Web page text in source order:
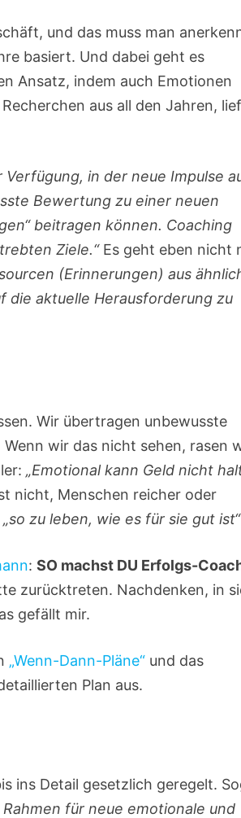
und das muss man
basiert. Und dabei geht es
Ansatz, indem auch Emotionen
aus all den Jahren,
in der neue Impulse
Bewertung zu einer neuen
beitragen können. Coaching
Ziele.“Es geht eben nicht
(Erinnerungen) aus
die aktuelle Herausforderung zu
Wir übertragen unbewusste
Wenn wir das nicht sehen, rasen
„Emotional kann Geld nicht
nicht, Menschen reicher oder
„so zu leben, wie es für sie gut ist“
:SO machst DU Erfolgs-
zurücktreten. Nachdenken, in
gefällt mir.
„Wenn-Dann-Pläne“ und das
Plan aus.
ins Detail gesetzlich geregelt.
Rahmen für neue emotionale und